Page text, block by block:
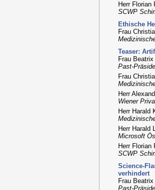
Herr Florian
SCWP
Ethische
Frau
Teaser:
Frau
Past-
Frau
Herr
Wiener
Herr Harald
Herr Harald
Microsoft
Herr Florian
SCWP
Science-
verhindert
Frau
Past-